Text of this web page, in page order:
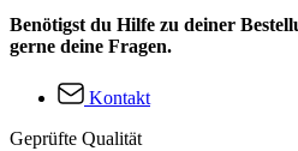
Benötigst du Hilfe zu deiner
gerne deine Fragen.
Kontakt
Geprüfte Qualität